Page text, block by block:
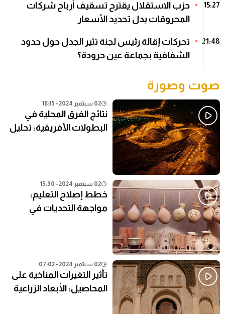
15:27
حزب الاستقلال يقترح تسقيف أرباح شركات
المحروقات بدل تحديد الأسعار
21:48
تحركات إقالة رئيس لجنة تثير الجدل حول حدود
الشفافية بجماعة عين حرودة؟
صوت وصورة
02 سبتمبر 2024 - 18:15
نتائج الفرق المحلية في
البطولات الأفريقية: تحليل
02 سبتمبر 2024 - 15:30
خطط إصلاح التعليم:
مواجهة التحديات في
02 سبتمبر 2024 - 07:02
تأثير التغيرات المناخية على
المحاصيل: الأبعاد الزراعية